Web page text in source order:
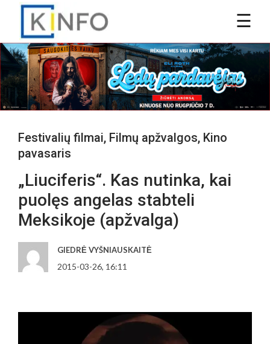
Festivalių filmai, Filmų apžvalgos, Kino
pavasaris
„Liuciferis“. Kas nutinka, kai
puolęs angelas stabteli
Meksikoje (apžvalga)
GIEDRĖ VYŠNIAUSKAITĖ
2015-03-26, 16:11